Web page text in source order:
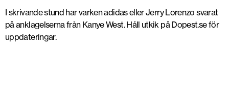
I skrivande stund har varken adidas eller Jerry Lorenzo svarat
på anklagelserna från Kanye West. Håll utkik på Dopest.se för
uppdateringar.